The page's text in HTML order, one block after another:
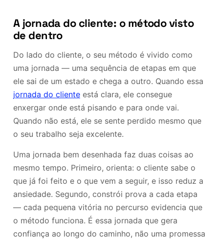
A jornada do cliente: o método visto
de dentro
Do lado do cliente, o seu método é vivido como
uma jornada — uma sequência de etapas em que
ele sai de um estado e chega a outro. Quando essa
jornada do clienteestá clara, ele consegue
enxergar onde está pisando e para onde vai.
Quando não está, ele se sente perdido mesmo que
o seu trabalho seja excelente.
Uma jornada bem desenhada faz duas coisas ao
mesmo tempo. Primeiro, orienta: o cliente sabe o
que já foi feito e o que vem a seguir, e isso reduz a
ansiedade. Segundo, constrói prova a cada etapa
— cada pequena vitória no percurso evidencia que
o método funciona. É essa jornada que gera
confiança ao longo do caminho, não uma promessa